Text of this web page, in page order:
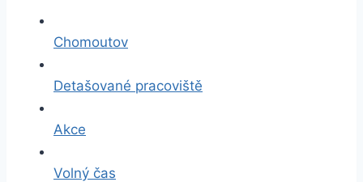
Chomoutov
Detašované pracoviště
Akce
Volný čas